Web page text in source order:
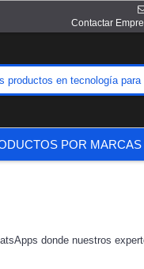
Contactar
POR MARCAS
donde nuestros